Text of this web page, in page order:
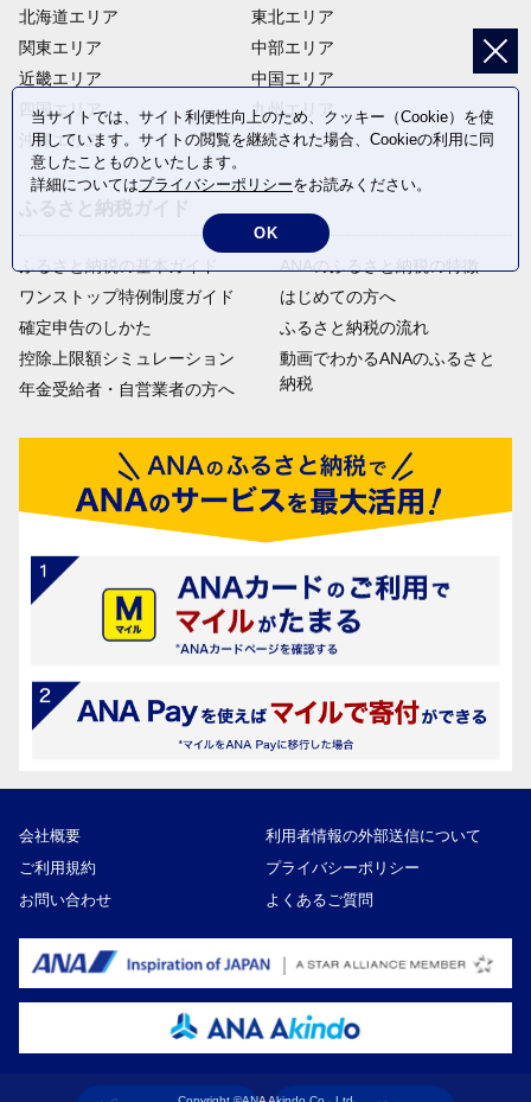
北海道エリア
関東エリア
近畿エリア
四国エリア
沖縄エリア
東北エリア
中部エリア
中国エリア
九州エリア
ワンストップ特例制度ガイド
確定申告のしかた
控除上限額シミュレーション
年金受給者・自営業者の方へ
はじめての方へ
ふるさと納税の流れ
動画でわかるANAのふるさと
納税
会社概要
利用者情報の外部送信について
ご利用規約
プライバシーポリシー
お問い合わせ
よくあるご質問
当サイトでは、サイト利便性向上のため、クッキー（Cookie）を使
用しています。サイトの閲覧を継続された場合、Cookieの利用に同
意したことものといたします。
詳細についてはプライバシーポリシーをお読みください。
OK